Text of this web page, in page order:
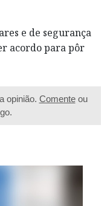
e de segurança
acordo para pôr
opinião. Comenteou